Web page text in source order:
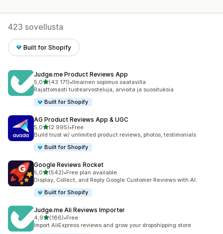
423 sovellusta
Built for Shopify
Judge.me Product Reviews App
5,0/ 5 tähteä
(43 171)
43171 arvostelua yhteensä
•Ilmainen sopimus saatavilla
Rajattomasti tuotearvosteluja, arvioita ja suosituksia
Built for Shopify
AG Product Reviews App & UGC
5,0/ 5 tähteä
(2 995)
2995 arvostelua yhteensä
•Free
Build trust w/ unlimited product reviews, photos, testimonials
Built for Shopify
Google Reviews Rocket
5,0/ 5 tähteä
(542)
542 arvostelua yhteensä
•Free plan available
Display, Collect, and Reply Google Customer Reviews with AI.
Built for Shopify
Judge.me Ali Reviews Importer
4,9/ 5 tähteä
(186)
186 arvostelua yhteensä
•Free
Import AliExpress reviews and grow your dropshipping store